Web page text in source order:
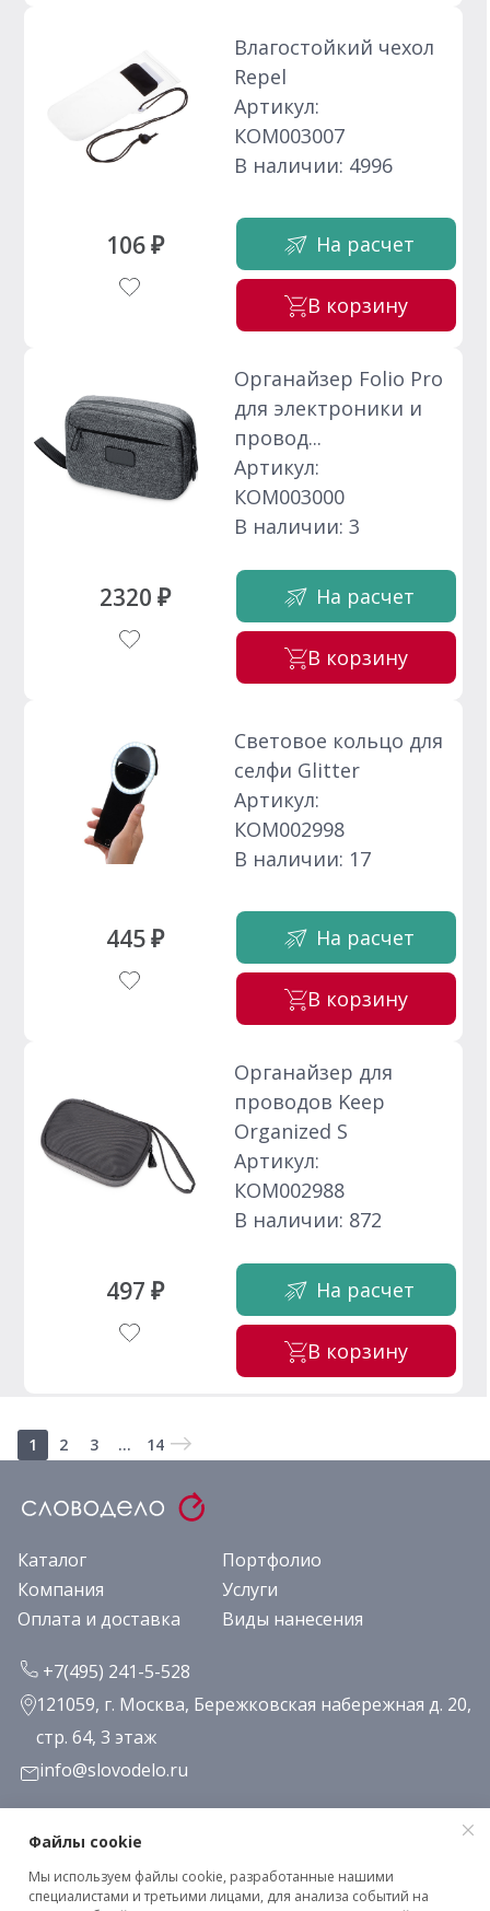
106 ₽
Влагостойкий чехол
Repel
Артикул:
КОМ003007
В наличии: 4996
На расчет
В корзину
2320 ₽
Органайзер Folio Pro
для электроники и
провод...
Артикул:
КОМ003000
В наличии: 3
На расчет
В корзину
445 ₽
Световое кольцо для
селфи Glitter
Артикул:
КОМ002998
В наличии: 17
На расчет
В корзину
497 ₽
Органайзер для
проводов Keep
Organized S
Артикул:
КОМ002988
В наличии: 872
На расчет
В корзину
1 2 3 ... 14
Каталог
Портфолио
Компания
Услуги
Оплата и доставка
Виды нанесения
+7(495) 241-5-528
121059, г. Москва, Бережковская набережная д. 20,
стр. 64, 3 этаж
info@slovodelo.ru
Заказать звонок
Подписаться на рассылку
Файлы cookie
Мы используем файлы cookie, разработанные нашими
специалистами и третьими лицами, для анализа событий на